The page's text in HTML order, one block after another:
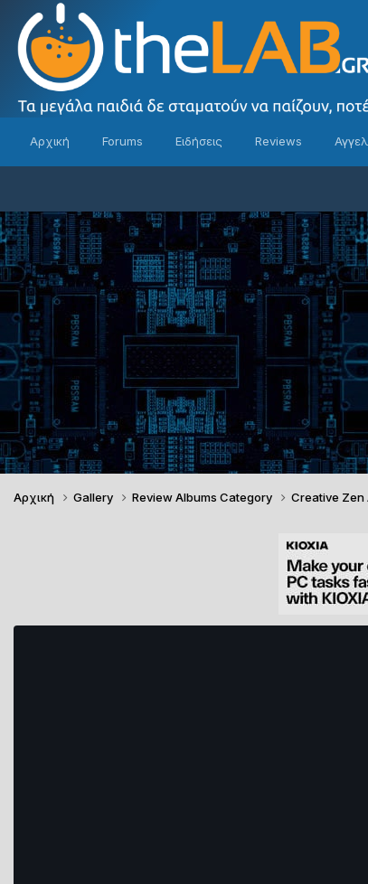
Αρχική Forums Ειδήσεις Reviews
Αρχική Gallery Review Albums Category Creative Zen